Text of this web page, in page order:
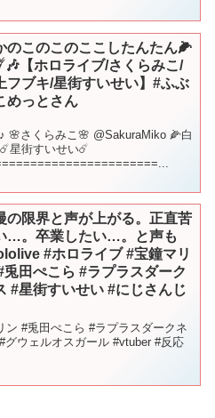
のこのこのここしたんたん🌽
【ホロライブ/さくらみこ/
フブキ/星街すいせい】#ふぶ
めっとさん
🌸さくらみこ🌸 @SakuraMiko 🌽白
星街すいせい☄️
の限界と声が上がる。正直苦
…。卒業したい…。と声も
#ホロライブ #宝鐘マリ
兎田ぺこら #ラプラスダーク
#星街すいせい #にじさんじ
ン #兎田ぺこら #ラプラスダークネ
ウェルオスガール #vtuber #反応